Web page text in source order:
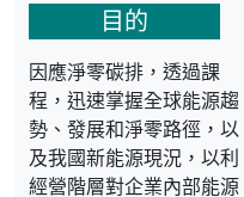
● 經歷
核能研究所副工程師
台灣綜合研究院副研究員
目的
因應淨零碳排，透過課
程，迅速掌握全球能源趨
勢、發展和淨零路徑，以
及我國新能源現況，以利
經營階層對企業內部能源